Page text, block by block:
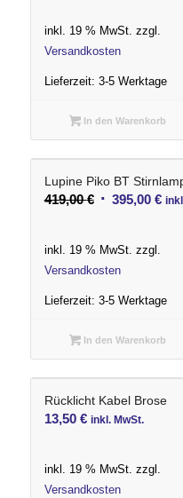
inkl. 19 % MwSt. zzgl.
Versandkosten
Lieferzeit: 3-5 Werktage
In den Warenkorb
Lupine Piko BT
419,00€ 395,00 €
inkl. 19 % MwSt. zzgl.
Versandkosten
Lieferzeit: 3-5 Werktage
In den Warenkorb
Rücklicht Kabel Brose
13,50 € inkl. MwSt.
inkl. 19 % MwSt. zzgl.
Versandkosten